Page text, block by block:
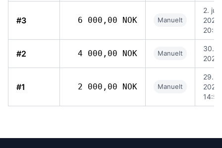
#3 6 000,00 NOK Manuelt
2. juni
2026,
20:08
#2 4 000,00 NOK Manuelt
30.
#1 2 000,00 NOK Manuelt
29.
2026,
14:58